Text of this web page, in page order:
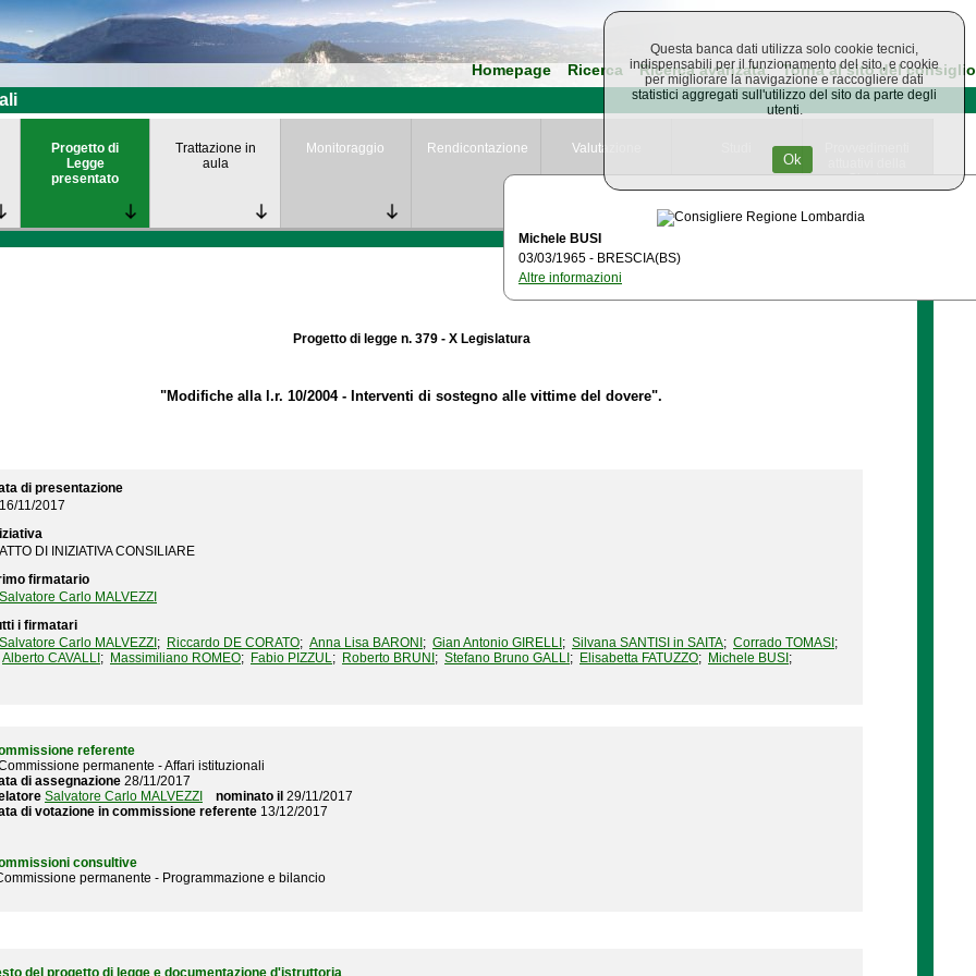
Homepage Ricerca Ricerca avanzata Torna al sito del consiglio
Progetto di
Legge
presentato
Trattazione in
aula
Monitoraggio Rendicontazione Valutazione
Giunta
Regionale
Progetto di legge n. 379 - X Legislatura
"Modifiche alla l.r. 10/2004 - Interventi di sostegno alle vittime del dovere".
di presentazione
16/11/2017
ATTO DI INIZIATIVA CONSILIARE
firmatario
Salvatore Carlo MALVEZZI
i firmatari
Salvatore Carlo MALVEZZI ; Riccardo DE CORATO; Anna Lisa BARONI ; Gian Antonio GIRELLI ; Silvana SANTISI in SAITA; Corrado TOMASI ;
Alberto CAVALLI ; Massimiliano ROMEO; Fabio PIZZUL; Roberto BRUNI ; Stefano Bruno GALLI ; Elisabetta FATUZZO; Michele BUSI ;
Michele BUSI
03/03/1965 - BRESCIA(BS)
Altre informazioni
referente
Commissione permanente - Affari istituzionali
di assegnazione 28/11/2017
Salvatore Carlo MALVEZZI nominato il 29/11/2017
di votazione in commissione referente 13/12/2017
consultive
permanente - Programmazione e bilancio
del progetto di legge e documentazione d'istruttoria
Questa banca dati utilizza solo cookie tecnici,
indispensabili per il funzionamento del sito, e cookie
per migliorare la navigazione e raccogliere dati
statistici aggregati sull'utilizzo del sito da parte degli
utenti.
Ok